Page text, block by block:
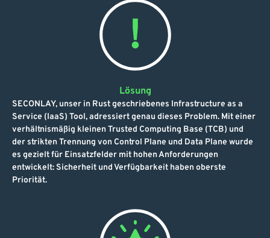
Lösung
SECONLAY, unser in Rust geschriebenes Infrastructure as a
Service (IaaS) Tool, adressiert genau dieses Problem. Mit einer
verhältnismäßig kleinen Trusted Computing Base (TCB) und
der strikten Trennung von Control Plane und Data Plane wurde
es gezielt für Einsatzfelder mit hohen Anforderungen
entwickelt: Sicherheit und Verfügbarkeit haben oberste
Priorität.